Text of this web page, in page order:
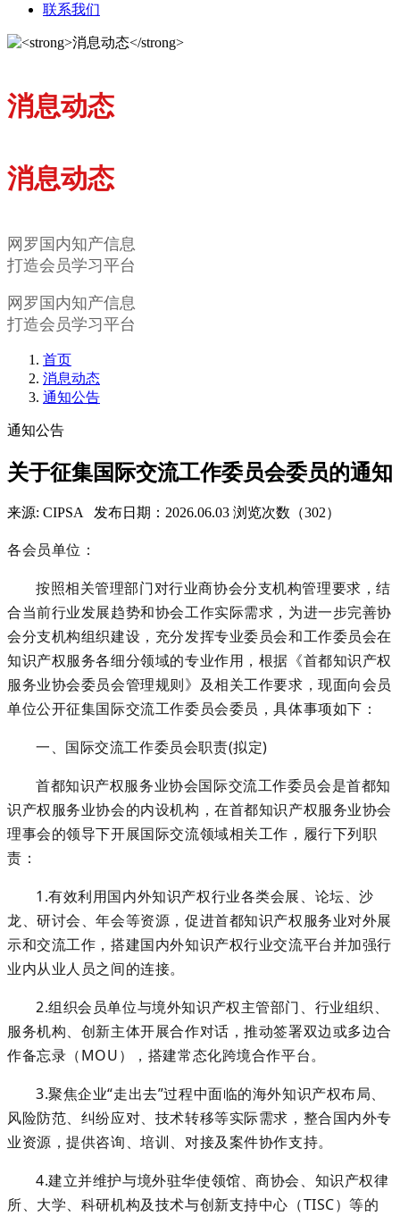
联系我们
消息动态
消息动态
网罗国内知产信息
打造会员学习平台
网罗国内知产信息
打造会员学习平台
首页
消息动态
通知公告
通知公告
关于征集国际交流工作委员会委员的通知
来源: CIPSA 发布日期：2026.06.03 浏览次数（302）
各会员单位：
按照相关管理部门对行业商协会分支机构管理要求，结
合当前行业发展趋势和协会工作实际需求，为进一步完善协
会分支机构组织建设，充分发挥专业委员会和工作委员会在
知识产权服务各细分领域的专业作用，根据《首都知识产权
服务业协会委员会管理规则》及相关工作要求，现面向会员
单位公开征集国际交流工作委员会委员，具体事项如下：
一、国际交流工作委员会职责(拟定)
首都知识产权服务业协会国际交流工作委员会是首都知
识产权服务业协会的内设机构，在首都知识产权服务业协会
理事会的领导下开展国际交流领域相关工作，履行下列职
责：
1 .有效利用国内外知识产权行业各类会展、论坛、沙
龙、研讨会、年会等资源，促进首都知识产权服务业对外展
示和交流工作，搭建国内外知识产权行业交流平台并加强行
业内从业人员之间的连接。
2.组织会员单位与境外知识产权主管部门、行业组织、
服务机构、创新主体开展合作对话，推动签署双边或多边合
作备忘录（MOU），搭建常态化跨境合作平台。
3.聚焦企业“走出去”过程中面临的海外知识产权布局、
风险防范、纠纷应对、技术转移等实际需求，整合国内外专
业资源，提供咨询、培训、对接及案件协作支持。
4.建立并维护与境外驻华使领馆、商协会、知识产权律
所、大学、科研机构及技术与创新支持中心（TISC）等的